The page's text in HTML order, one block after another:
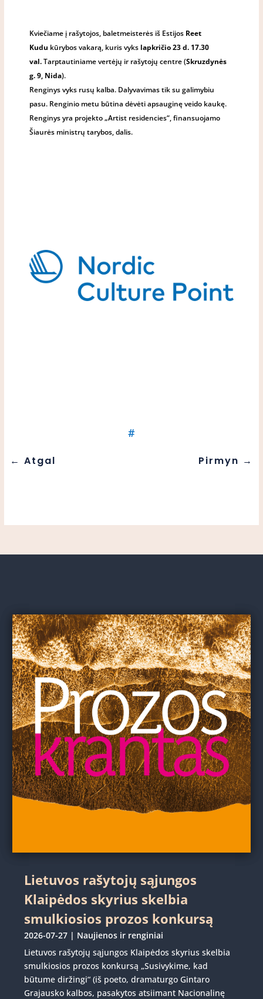
Kviečiame į rašytojos, baletmeisterės iš Estijos Reet
Kudu kūrybos vakarą, kuris vyks lapkričio 23 d. 17.30
val.Tarptautiniame vertėjų ir rašytojų centre (Skruzdynės
g. 9, Nida).
Renginys vyks rusų kalba. Dalyvavimas tik su galimybiu
pasu. Renginio metu būtina dėvėti apsauginę veido kaukę.
Renginys yra projekto „Artist residencies“, finansuojamo
Šiaurės ministrų tarybos, dalis.
#
← Atgal Pirmyn →
Lietuvos rašytojų sąjungos
Klaipėdos skyrius skelbia
smulkiosios prozos konkursą
2026-07-27 | Naujienos ir renginiai
Lietuvos rašytojų sąjungos Klaipėdos skyrius skelbia
smulkiosios prozos konkursą „Susivykime, kad
būtume diržingi“ (iš poeto, dramaturgo Gintaro
Grajausko kalbos, pasakytos atsiimant Nacionalinę